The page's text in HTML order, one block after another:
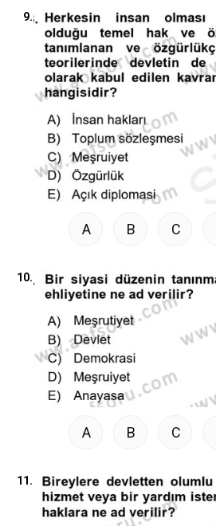
9.
A B C
10.
A B C
11.